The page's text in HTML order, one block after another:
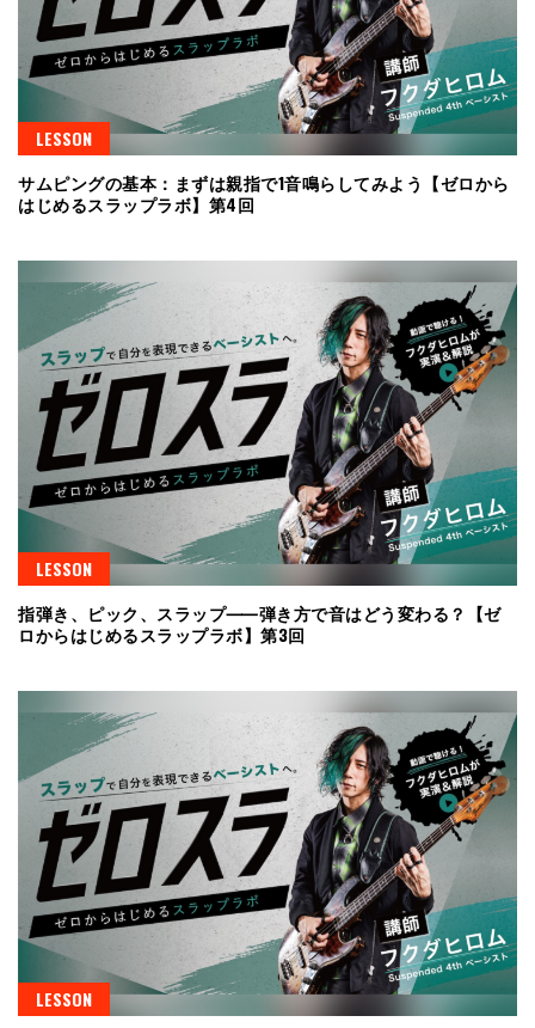
LESSON
サムピングの基本：まずは親指で1音鳴らしてみよう【ゼロから
はじめるスラップラボ】第4回
LESSON
指弾き、ピック、スラップ⸺弾き方で音はどう変わる？【ゼ
ロからはじめるスラップラボ】第3回
LESSON